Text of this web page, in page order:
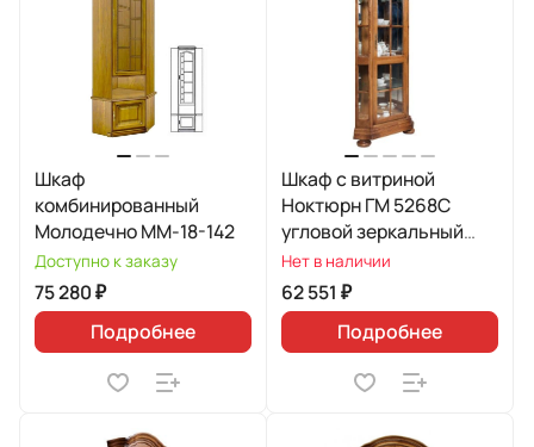
Шкаф
комбинированный
Молодечно ММ-18-142
Доступно к заказу
75 280 ₽
Подробнее
Шкаф с витриной
Ноктюрн ГМ 5268С
угловой зеркальный
(правый)
Нет в наличии
62 551 ₽
Подробнее